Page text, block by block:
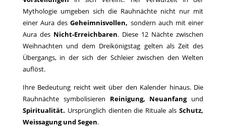
Mythologie umgeben sich die Rauhnächte nicht nur mit
einer Aura desGeheimnisvollen, sondern auch mit einer
Aura des Nicht-Erreichbaren. Diese 12 Nächte zwischen
Weihnachten und dem Dreikönigstag gelten als Zeit des
Übergangs, in der sich der Schleier zwischen den Welten
auflöst.
Ihre Bedeutung reicht weit über den Kalender hinaus. Die
Rauhnächte symbolisieren Reinigung, Neuanfang und
Spiritualität. Ursprünglich dienten die Rituale alsSchutz,
Weissagung und Segen.